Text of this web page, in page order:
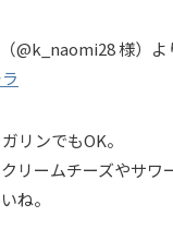
@k_naomi28 様）よ
リンでもOK。
リームチーズやサワ
ね。